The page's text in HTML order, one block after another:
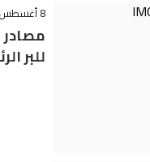
8 أغسطس 2026 - 10:42
للبر